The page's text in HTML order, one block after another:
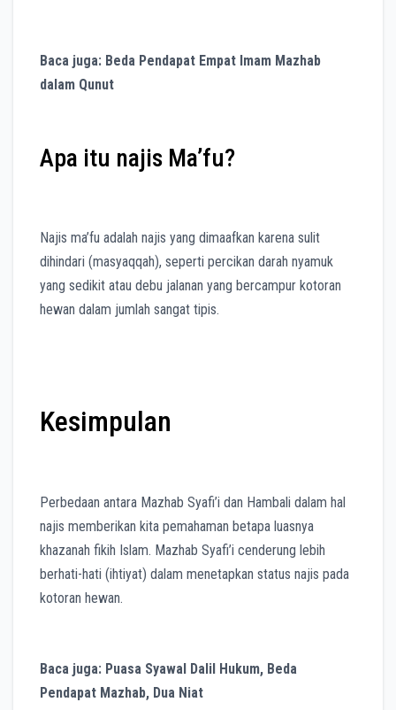
Baca juga: Beda Pendapat Empat Imam Mazhab
dalam Qunut
Apa itu najis Ma’fu?
Najis ma’fu adalah najis yang dimaafkan karena sulit
dihindari (masyaqqah), seperti percikan darah nyamuk
yang sedikit atau debu jalanan yang bercampur kotoran
hewan dalam jumlah sangat tipis.
Kesimpulan
Perbedaan antara Mazhab Syafi’i dan Hambali dalam hal
najis memberikan kita pemahaman betapa luasnya
khazanah fikih Islam. Mazhab Syafi’i cenderung lebih
berhati-hati (ihtiyat) dalam menetapkan status najis pada
kotoran hewan.
Baca juga: Puasa Syawal Dalil Hukum, Beda
Pendapat Mazhab, Dua Niat